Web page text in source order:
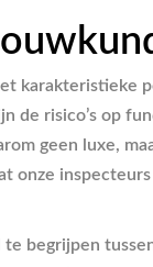
karakteristieke
de risico’s op
geen luxe,
onze
begrijpen